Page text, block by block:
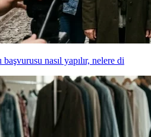
nasıl yapılır, nelere di